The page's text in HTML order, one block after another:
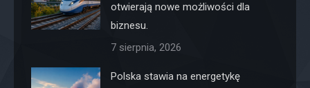
otwierają nowe możliwości dla
biznesu.
7 sierpnia, 2026
Polska stawia na energetykę